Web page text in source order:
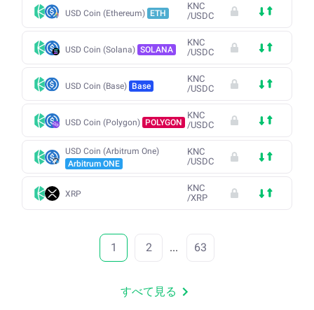
USD Coin (Ethereum) ETH
KNC
/USDC
USD Coin (Solana) SOLANA
KNC
/USDC
USD Coin (Base) Base
KNC
/USDC
USD Coin (Polygon) POLYGON
KNC
/USDC
USD Coin (Arbitrum One)
Arbitrum ONE
KNC
/USDC
XRP
KNC
/XRP
1 2 ... 63
すべて見る